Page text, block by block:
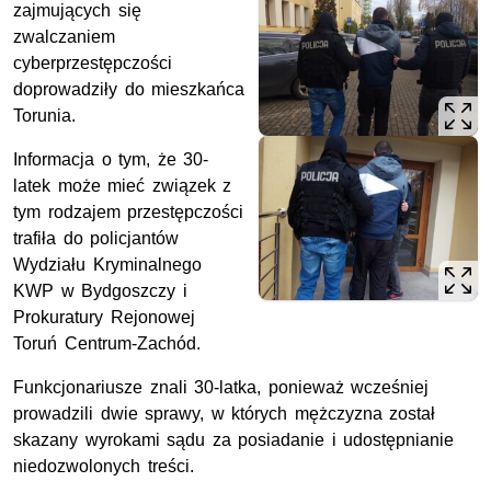
zajmujących się
zwalczaniem
cyberprzestępczości
doprowadziły do mieszkańca
Torunia.
Informacja o tym, że 30-
latek może mieć związek z
tym rodzajem przestępczości
trafiła do policjantów
Wydziału Kryminalnego
KWP w Bydgoszczy i
Prokuratury Rejonowej
Toruń Centrum-Zachód.
Funkcjonariusze znali 30-latka, ponieważ wcześniej
prowadzili dwie sprawy, w których mężczyzna został
skazany wyrokami sądu za posiadanie i udostępnianie
niedozwolonych treści.